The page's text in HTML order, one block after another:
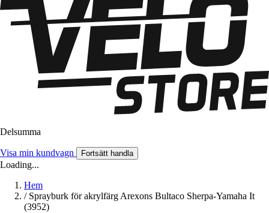
Delsumma
Visa min kundvagn Fortsätt handla
Loading...
Hem
/ Sprayburk för akrylfärg Arexons Bultaco Sherpa-Yamaha It
(3952)